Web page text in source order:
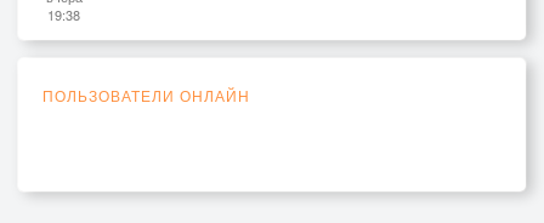
19:38
ПОЛЬЗОВАТЕЛИ ОНЛАЙН